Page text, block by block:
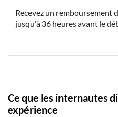
Recevez un remboursement
jusqu'à 36 heures avant le
Ce que les internautes
expérience